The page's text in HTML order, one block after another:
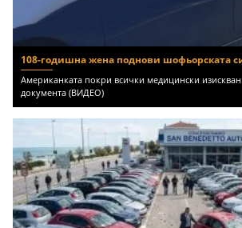
108-годишна жена поднови шофьорската
Американката покри всички медицински
документа (ВИДЕО)